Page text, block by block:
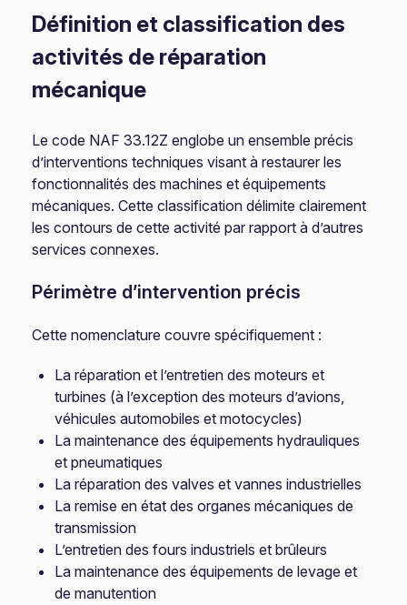
Définition et classification des
activités de réparation
mécanique
Le code NAF 33.12Z englobe un ensemble précis
d’interventions techniques visant à restaurer les
fonctionnalités des machines et équipements
mécaniques. Cette classification délimite clairement
les contours de cette activité par rapport à d’autres
services connexes.
Périmètre d’intervention précis
Cette nomenclature couvre spécifiquement :
La réparation et l’entretien des moteurs et
turbines (à l’exception des moteurs d’avions,
véhicules automobiles et motocycles)
La maintenance des équipements hydrauliques
et pneumatiques
La réparation des valves et vannes industrielles
La remise en état des organes mécaniques de
transmission
L’entretien des fours industriels et brûleurs
La maintenance des équipements de levage et
de manutention